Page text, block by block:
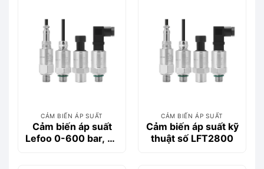
CẢM BIẾN ÁP SUẤT
Cảm biến áp suất
Lefoo 0-600 bar, 4-
CẢM BIẾN ÁP SUẤT
Cảm biến áp suất kỹ
thuật số LFT2800